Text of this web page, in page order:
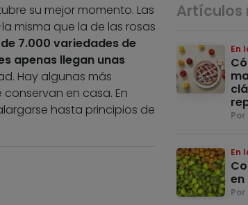
su mejor momento. Las
misma que la de las rosas
7.000 variedades de
apenas llegan unas
Hay algunas más
en casa. En
hasta principios de
Artículos
En
En
en